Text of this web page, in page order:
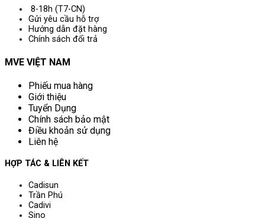
8-18h (T7-CN)
Gửi yêu cầu hỗ trợ
Hướng dẫn đặt hàng
Chính sách đổi trả
MVE VIỆT NAM
Phiếu mua hàng
Giới thiệu
Tuyển Dụng
Chính sách bảo mật
Điều khoản sử dụng
Liên hệ
HỢP TÁC & LIÊN KẾT
Cadisun
Trần Phú
Cadivi
Sino